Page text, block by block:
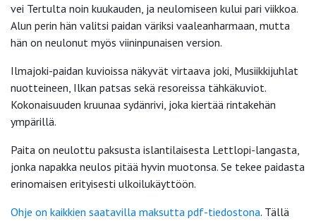
vei Tertulta noin kuukauden, ja neulomiseen kului pari viikkoa.
Alun perin hän valitsi paidan väriksi vaaleanharmaan, mutta
hän on neulonut myös viininpunaisen version.
Ilmajoki-paidan kuvioissa näkyvät virtaava joki, Musiikkijuhlat
nuotteineen, Ilkan patsas sekä resoreissa tähkäkuviot.
Kokonaisuuden kruunaa sydänrivi, joka kiertää rintakehän
ympärillä.
Paita on neulottu paksusta islantilaisesta Lettlopi-langasta,
jonka napakka neulos pitää hyvin muotonsa. Se tekee paidasta
erinomaisen erityisesti ulkoilukäyttöön.
Ohje on kaikkien saatavilla maksutta pdf-tiedostona. Tällä